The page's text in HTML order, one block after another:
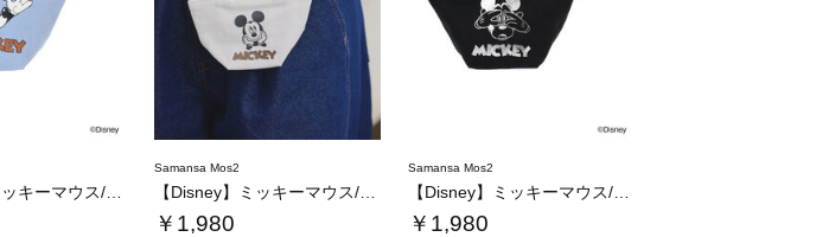
Samansa Mos2
￥1,980
Samansa Mos2
￥1,980